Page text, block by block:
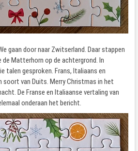
gaan door naar Zwitserland. Daar stappen
de Matterhorn op de achtergrond. In
talen gesproken. Frans, Italiaans en
van Duits. Merry Christmas in het
De Franse en Italiaanse vertaling van
onderaan het bericht.